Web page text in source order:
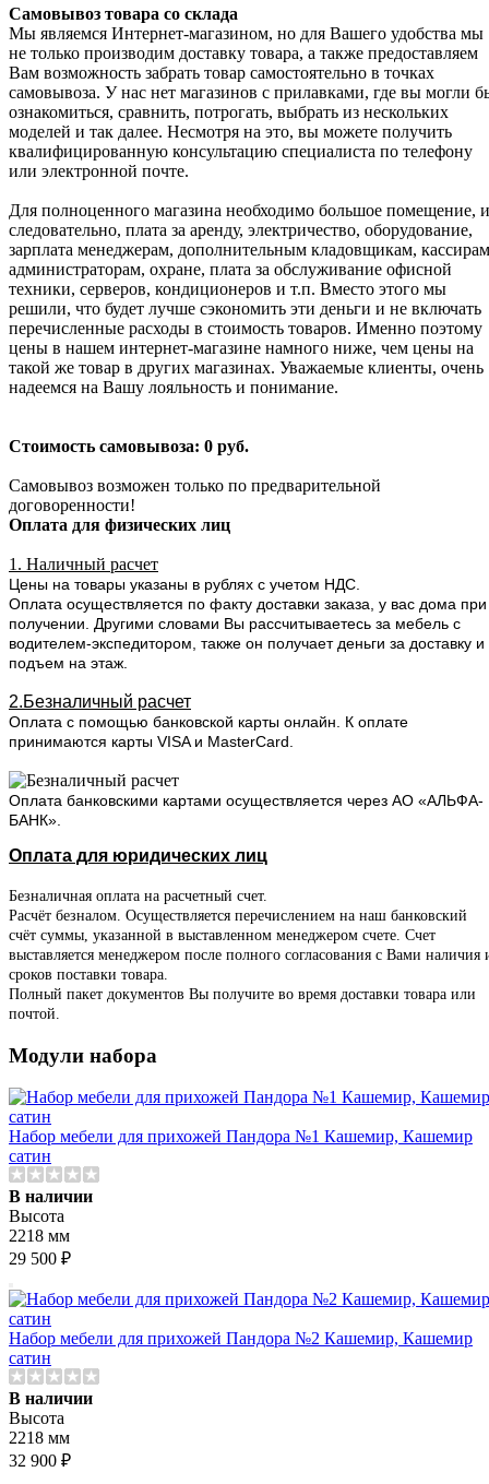
Самовывоз товара со склада
Мы являемся Интернет-магазином, но для Вашего удобства мы
не только производим доставку товара, а также предоставляем
Вам возможность забрать товар самостоятельно в точках
самовывоза. У нас нет магазинов с прилавками, где вы могли
ознакомиться, сравнить, потрогать, выбрать из нескольких
моделей и так далее. Несмотря на это, вы можете получить
квалифицированную консультацию специалиста по телефону
или электронной почте.
Для полноценного магазина необходимо большое помещение,
следовательно, плата за аренду, электричество, оборудование,
зарплата менеджерам, дополнительным кладовщикам,
администраторам, охране, плата за обслуживание офисной
техники, серверов, кондиционеров и т.п. Вместо этого мы
решили, что будет лучше сэкономить эти деньги и не включать
перечисленные расходы в стоимость товаров. Именно поэтому
цены в нашем интернет-магазине намного ниже, чем цены на
такой же товар в других магазинах. Уважаемые клиенты, очень
надеемся на Вашу лояльность и понимание.
Стоимость самовывоза: 0 руб.
Самовывоз возможен только по предварительной
договоренности!
Оплата для физических лиц
1. Наличный расчет
Цены на товары указаны в рублях с учетом НДС.
Оплата осуществляется по факту доставки заказа, у вас дома при
получении. Другими словами Вы рассчитываетесь за мебель с
водителем-экспедитором, также он получает деньги за доставку и
подъем на этаж.
2.Безналичный расчет
Оплата с помощью банковской карты онлайн. К оплате
принимаются карты VISA и MasterCard.
Оплата банковскими картами осуществляется через АО «АЛЬФА-
БАНК».
Оплата для юридических лиц
Безналичная оплата на расчетный счет.
Расчёт безналом. Осуществляется перечислением на наш банковский
счёт суммы, указанной в выставленном менеджером счете. Счет
выставляется менеджером после полного согласования с Вами наличия
сроков поставки товара.
Полный пакет документов Вы получите во время доставки товара или
почтой.
Модули набора
Набор мебели для прихожей Пандора №1 Кашемир, Кашемир
сатин
В наличии
Высота
2218 мм
29 500 ₽
Набор мебели для прихожей Пандора №2 Кашемир, Кашемир
сатин
В наличии
Высота
2218 мм
32 900 ₽